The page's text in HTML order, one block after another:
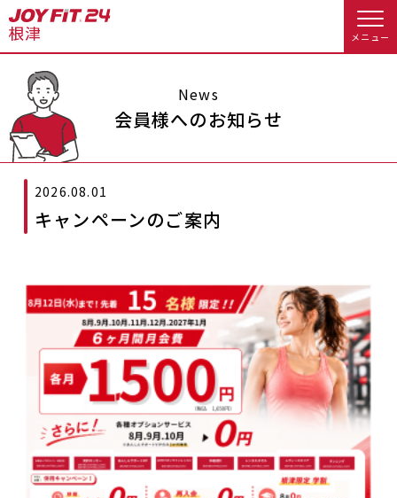
メニュー
店舗トップ
会員の方へトップ
会員様へのお知らせ
オプション料金 アクセス
店舗情報・サービス よくあるご質問
店舗へのお問い合わせ
入会のお手続きをする
入会するトップ
Appで入会手続き料金・サービス等詳しく見る
入会を悩まれている方へトップ
キャンペーン 料金のご案内
アクセス 店舗情報・サービス
JOYFIT総合トップ JOYFIT
JOYFIT24 JOYFIT YOGA
JOYFIT+ 店舗を探す
News
会員様へのお知らせ
2026.08.01
キャンペーンのご案内